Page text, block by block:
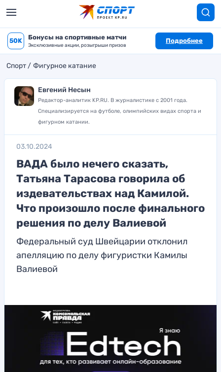
50K Бонусы на спортивные матчи
Эксклюзивные акции, розыгрыши призов
Подробнее
Спорт Фигурное катание
Евгений Несын
Редактор-аналитик KP.RU. В журналистике с 2001 года.
Специализируется на футболе, олимпийских видах спорта и
фигурном катании.
03.10.2024
ВАДА было нечего сказать,
Татьяна Тарасова говорила об
издевательствах над Камилой.
Что произошло после финального
решения по делу Валиевой
Федеральный суд Швейцарии отклонил
апелляцию по делу фигуристки Камилы
Валиевой